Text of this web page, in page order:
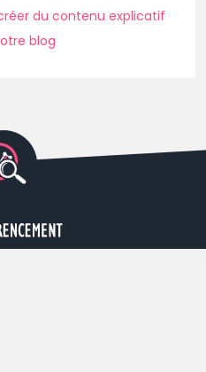
du contenu explicatif
blog